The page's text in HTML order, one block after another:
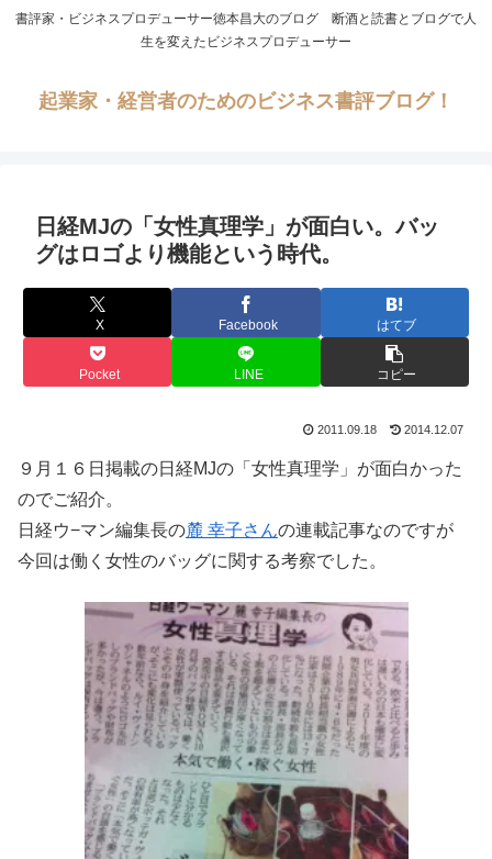
書評家・ビジネスプロデューサー徳本昌大のブログ 断酒と読書とブログで人
生を変えたビジネスプロデューサー
起業家・経営者のためのビジネス書評ブログ！
日経MJの「女性真理学」が面白い。バッ
グはロゴより機能という時代。
X Facebook はてブ
Pocket LINE コピー
2011.09.18 2014.12.07
９月１６日掲載の日経MJの「女性真理学」が面白かった
のでご紹介。
日経ウ−マン編集長の麓 幸子さんの連載記事なのですが
今回は働く女性のバッグに関する考察でした。